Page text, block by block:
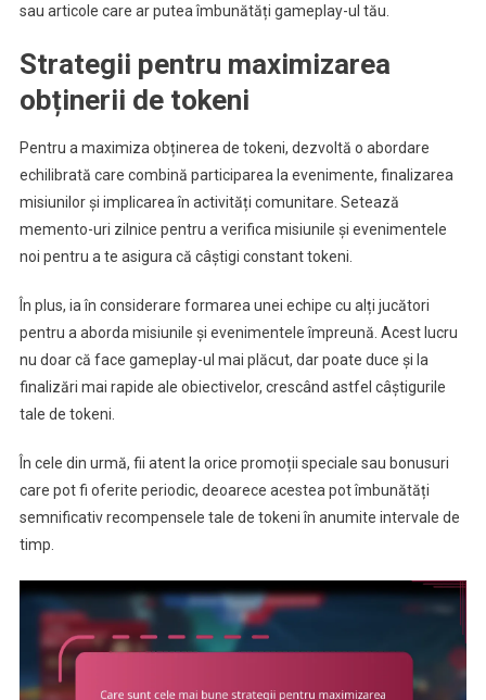
sau articole care ar putea îmbunătăți gameplay-ul tău.
Strategii pentru maximizarea
obținerii de tokeni
Pentru a maximiza obținerea de tokeni, dezvoltă o abordare
echilibrată care combină participarea la evenimente, finalizarea
misiunilor și implicarea în activități comunitare. Setează
memento-uri zilnice pentru a verifica misiunile și evenimentele
noi pentru a te asigura că câștigi constant tokeni.
În plus, ia în considerare formarea unei echipe cu alți jucători
pentru a aborda misiunile și evenimentele împreună. Acest lucru
nu doar că face gameplay-ul mai plăcut, dar poate duce și la
finalizări mai rapide ale obiectivelor, crescând astfel câștigurile
tale de tokeni.
În cele din urmă, fii atent la orice promoții speciale sau bonusuri
care pot fi oferite periodic, deoarece acestea pot îmbunătăți
semnificativ recompensele tale de tokeni în anumite intervale de
timp.